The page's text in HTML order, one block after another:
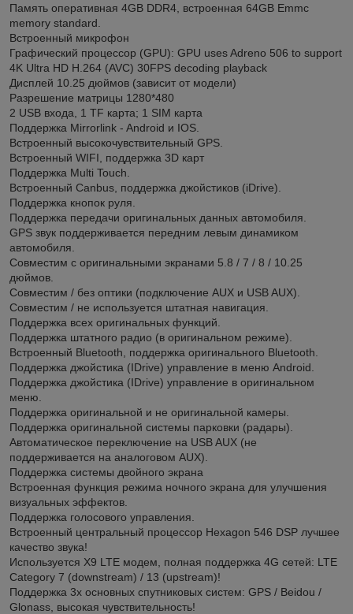
Память оперативная 4GB DDR4, встроенная 64GB Emmc
memory standard.
Встроенный микрофон
Графический процессор (GPU): GPU uses Adreno 506 to support
4K Ultra HD H.264 (AVC) 30FPS decoding playback
Дисплей 10.25 дюймов (зависит от модели)
Разрешение матрицы 1280*480
2 USB входа, 1 TF карта; 1 SIM карта
Поддержка Mirrorlink - Android и IOS.
Встроенный высокочувствительный GPS.
Встроенный WIFI, поддержка 3D карт
Поддержка Multi Touch.
Встроенный Canbus, поддержка джойстиков (iDrive).
Поддержка кнопок руля.
Поддержка передачи оригинальных данных автомобиля.
GPS звук поддерживается передним левым динамиком
автомобиля.
Совместим с оригинальными экранами 5.8 / 7 / 8 / 10.25
дюймов.
Совместим / без оптики (подключение AUX и USB AUX).
Совместим / не используется штатная навигация.
Поддержка всех оригинальных функций.
Поддержка штатного радио (в оригинальном режиме).
Встроенный Bluetooth, поддержка оригинального Bluetooth.
Поддержка джойстика (IDrive) управление в меню Android.
Поддержка джойстика (IDrive) управление в оригинальном
меню.
Поддержка оригинальной и не оригинальной камеры.
Поддержка оригинальной системы парковки (радары).
Автоматическое переключение на USB AUX (не
поддерживается на аналоговом AUX).
Поддержка системы двойного экрана
Встроенная функция режима ночного экрана для улучшения
визуальных эффектов.
Поддержка голосового управления.
Встроенный центральный процессор Hexagon 546 DSP лучшее
качество звука!
Используется X9 LTE модем, полная поддержка 4G сетей: LTE
Category 7 (downstream) / 13 (upstream)!
Поддержка 3х основных спутниковых систем: GPS / Beidou /
Glonass, высокая чувствительность!